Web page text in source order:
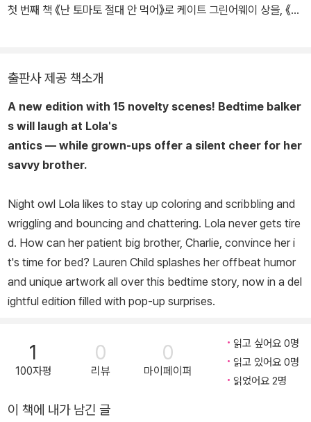
첫 번째 책 《난 토마토 절대 안 먹어》로 케이트 그린어웨이 상을, 《요
해!》, 《넌 어느 별에 살고 있니?》, 《사자가 좋아!》가 있고, 《오늘은 회
색빛》, 《꼬마 백만장자 삐삐》, 《내 이름은 삐삐 롱스타킹》에 그림을
그렸습니다.
출판사 제공 책소개
A new edition with 15 novelty scenes! Bedtime balker
s will laugh at Lola's
antics — while grown-ups offer a silent cheer for her
savvy brother.
Night owl Lola likes to stay up coloring and scribbling and
wriggling and bouncing and chattering. Lola never gets tire
d. How can her patient big brother, Charlie, convince her i
t's time for bed? Lauren Child splashes her offbeat humor
and unique artwork all over this bedtime story, now in a del
ightful edition filled with pop-up surprises.
1
100자평
0
리뷰
0
마이페이퍼
읽고 싶어요 0명
읽고 있어요 0명
읽었어요 2명
이 책에 내가 남긴 글